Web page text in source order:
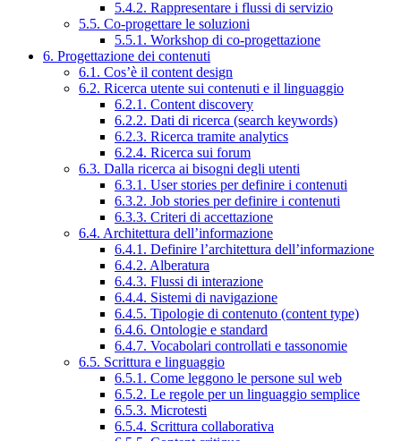
5.4.2. Rappresentare i flussi di servizio
5.5. Co-progettare le soluzioni
5.5.1. Workshop di co-progettazione
6. Progettazione dei contenuti
6.1. Cos’è il content design
6.2. Ricerca utente sui contenuti e il linguaggio
6.2.1. Content discovery
6.2.2. Dati di ricerca (search keywords)
6.2.3. Ricerca tramite analytics
6.2.4. Ricerca sui forum
6.3. Dalla ricerca ai bisogni degli utenti
6.3.1. User stories per definire i contenuti
6.3.2. Job stories per definire i contenuti
6.3.3. Criteri di accettazione
6.4. Architettura dell’informazione
6.4.1. Definire l’architettura dell’informazione
6.4.2. Alberatura
6.4.3. Flussi di interazione
6.4.4. Sistemi di navigazione
6.4.5. Tipologie di contenuto (content type)
6.4.6. Ontologie e standard
6.4.7. Vocabolari controllati e tassonomie
6.5. Scrittura e linguaggio
6.5.1. Come leggono le persone sul web
6.5.2. Le regole per un linguaggio semplice
6.5.3. Microtesti
6.5.4. Scrittura collaborativa